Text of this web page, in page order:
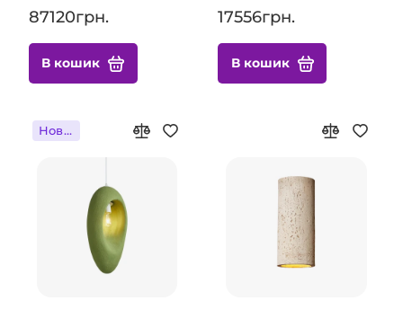
87120грн.
В кошик
17556грн.
В кошик
Новинка